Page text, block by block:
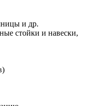
и др.
стойки и навески,